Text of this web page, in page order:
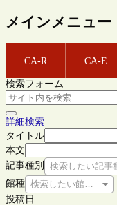
メインメニュー
CA-R CA-E
検索フォーム
詳細検索
タイトル
本文
記事種別
検索したい記事
館種 検索したい館種を選
投稿日